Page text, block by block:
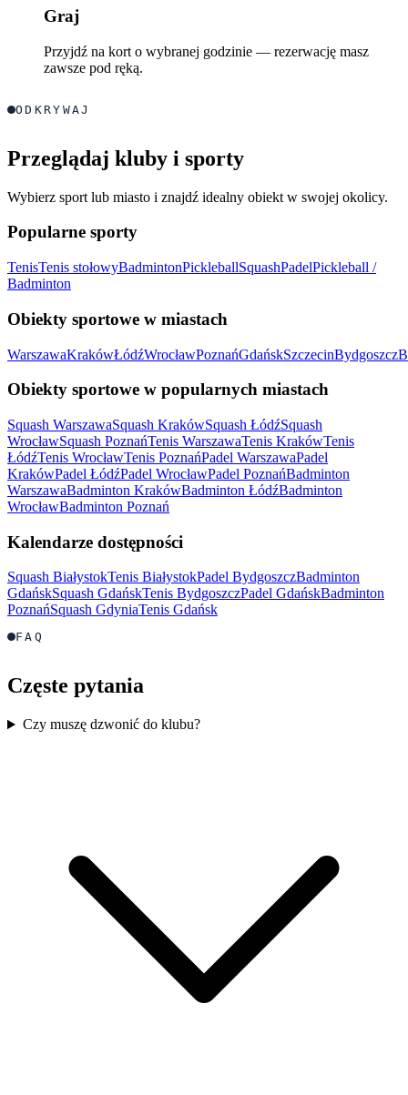
Graj
Przyjdź na kort o wybranej godzinie — rezerwację masz
zawsze pod ręką.
ODKRYWAJ
Przeglądaj kluby i sporty
Wybierz sport lub miasto i znajdź idealny obiekt w swojej okolicy.
Popularne sporty
TenisTenis stołowyBadmintonPickleballSquashPadelPickleball /
Badminton
Obiekty sportowe w miastach
WarszawaKrakówŁódźWrocławPoznańGdańskSzczecinBydgoszcz
Obiekty sportowe w popularnych miastach
Squash WarszawaSquash KrakówSquash ŁódźSquash
WrocławSquash PoznańTenis WarszawaTenis KrakówTenis
ŁódźTenis WrocławTenis PoznańPadel WarszawaPadel
KrakówPadel ŁódźPadel WrocławPadel PoznańBadminton
WarszawaBadminton KrakówBadminton ŁódźBadminton
WrocławBadminton Poznań
Kalendarze dostępności
Squash BiałystokTenis BiałystokPadel BydgoszczBadminton
GdańskSquash GdańskTenis BydgoszczPadel GdańskBadminton
PoznańSquash GdyniaTenis Gdańsk
FAQ
Częste pytania
Czy muszę dzwonić do klubu?